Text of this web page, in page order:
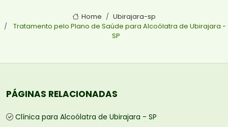
Home
Ubirajara-sp
Tratamento pelo Plano de Saúde para Alcoólatra de Ubirajara -
SP
PÁGINAS RELACIONADAS
Clínica para Alcoólatra de Ubirajara - SP